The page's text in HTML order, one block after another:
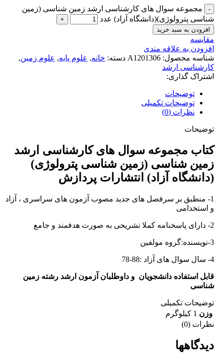
مجموعه سوال های کارشناسی ارشد زمین شناسی (زمین
شناسی پترولوژی)(دانشگاه آزاد) عدد
افزودن به سبد خرید
مقايسه
افزودن به علاقه مندی
شناسه محصول: A1201306 دسته: خانه, علوم پایه, علوم زمین,
کارشناسی ارشد
اشتراک گذاری:
توضیحات
توضیحات تکمیلی
نظرات (0)
توضیحات
کتاب مجموعه سوال های کارشناسی ارشد
زمین شناسی (زمین شناسی پترولوژی)
(دانشگاه آزاد) انتشارات پردازش
1- منطبق بر سرفصل های جدید مصوب آزمون های سراسری ، آزاد
و استخدامی
2- دارای پاسخنامه کملا تشریحی به صورت هدفمند و جامع
3-نویسنده:گروه مولفین
4- سال سوال های آزاد :88-78
قابل استفاده دانشجویان و داوطلبان آزمون ارشد رشته زمین
شناسی
توضیحات تکمیلی
وزن 1 کیلوگرم
نظرات (0)
دیدگاهها